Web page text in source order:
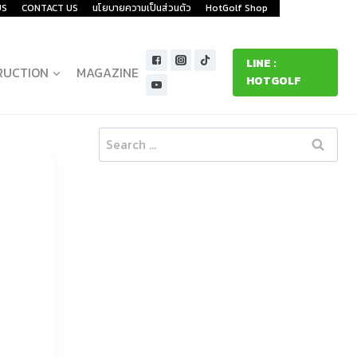
CONTACT US นโยบายความเป็นส่วนตัว HotGolf Shop
MAGAZINE
LINE :
HOTGOLF
Search
for: